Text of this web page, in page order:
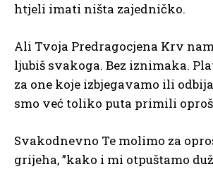
htjeli imati ništa zajedničko.
Ali Tvoja Predragocjena Krv
ljubiš svakoga. Bez iznimaka.
za one koje izbjegavamo ili
smo već toliko puta primili
Svakodnevno Te molimo za
grijeha, ”kako i mi otpuštamo